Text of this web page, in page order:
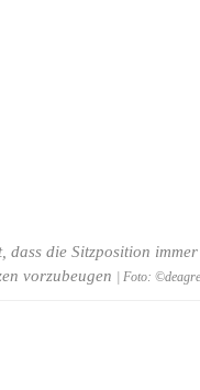
dass die Sitzposition
vorzubeugen | Foto: